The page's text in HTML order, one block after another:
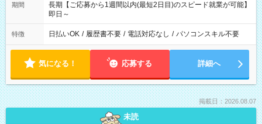
期間
長期【ご応募から1週間以内(最短2日目)のスピード就業が可能】
即日～
特徴 日払いOK / 履歴書不要 / 電話対応なし / パソコンスキル不要
気になる！ 応募する 詳細へ
掲載日：2026.08.07
未読